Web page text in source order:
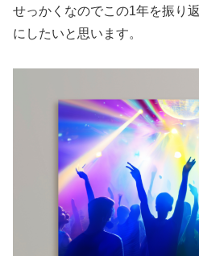
せっかくなのでこの1年を振り
にしたいと思います。